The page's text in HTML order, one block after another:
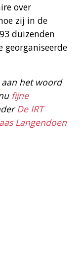
over
zij in de
duizenden
georganiseerde
het woord
fijne
De IRT
Langendoen